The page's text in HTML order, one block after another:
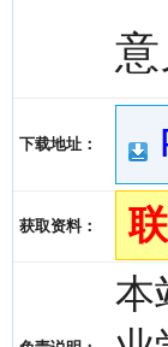
意
下载地址：
获取资料：
本